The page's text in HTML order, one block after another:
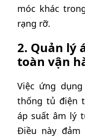
móc khác
rạng rỡ.
2. Quản lý
toàn vận
Việc ứng
thống tủ điện
áp suất âm lý
Điều này